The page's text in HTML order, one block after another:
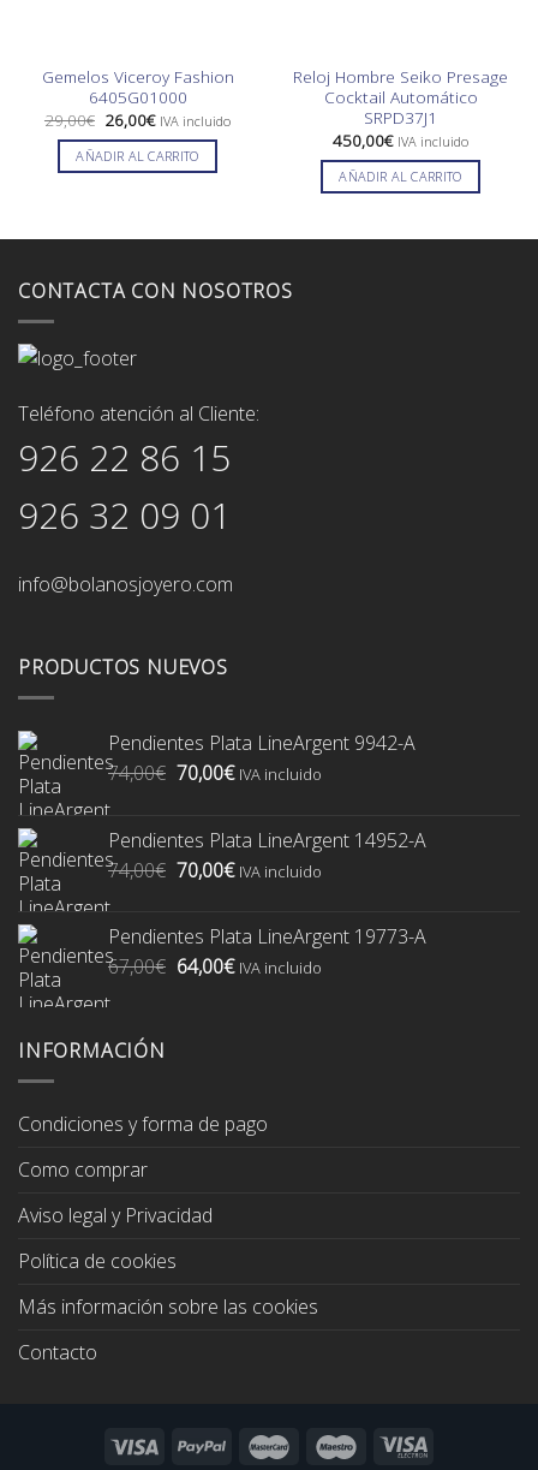
Gemelos Viceroy Fashion
6405G01000
29,00€ El
precio
original
era:
29,00€.
26,00€El
precio
actual
es:
26,00€.
IVA incluido
AÑADIR AL CARRITO
Reloj Hombre Seiko Presage
Cocktail Automático
SRPD37J1
450,00€ IVA incluido
AÑADIR AL CARRITO
CONTACTA CON NOSOTROS
Teléfono atención al Cliente:
926 22 86 15
926 32 09 01
info@bolanosjoyero.com
PRODUCTOS NUEVOS
Pendientes Plata LineArgent 9942-A
74,00€ El
era:
74,00€.
70,00€El
es:
70,00€.
IVA incluido
Pendientes Plata LineArgent 14952-A
74,00€ El
era:
74,00€.
70,00€El
es:
70,00€.
IVA incluido
Pendientes Plata LineArgent 19773-A
67,00€ El
64,00€ElIVA incluido
INFORMACIÓN
Condiciones y forma de pago
Como comprar
Aviso legal y Privacidad
Política de cookies
Más información sobre las cookies
Contacto